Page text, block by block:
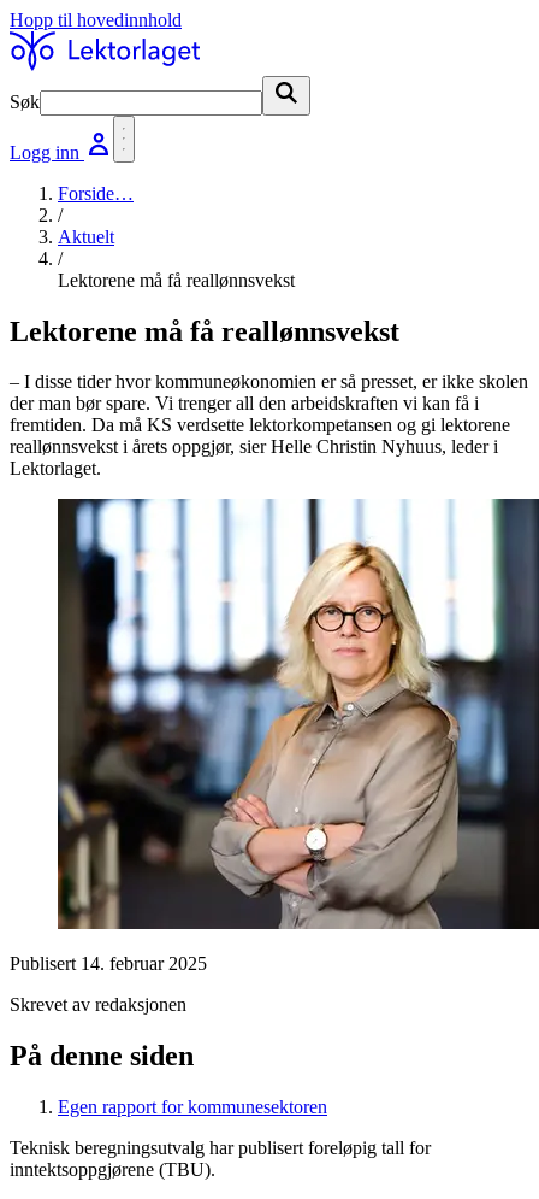
Hopp til hovedinnhold
Søk
Logg inn
Forside…
/
Aktuelt
/
Lektorene må få reallønnsvekst
Lektorene må få reallønnsvekst
– I disse tider hvor kommuneøkonomien er så presset, er ikke skolen
der man bør spare. Vi trenger all den arbeidskraften vi kan få i
fremtiden. Da må KS verdsette lektorkompetansen og gi lektorene
reallønnsvekst i årets oppgjør, sier Helle Christin Nyhuus, leder i
Lektorlaget.
Publisert 14. februar 2025
Skrevet av redaksjonen
På denne siden
Egen rapport for kommunesektoren
Teknisk beregningsutvalg har publisert foreløpig tall for
inntektsoppgjørene (TBU).